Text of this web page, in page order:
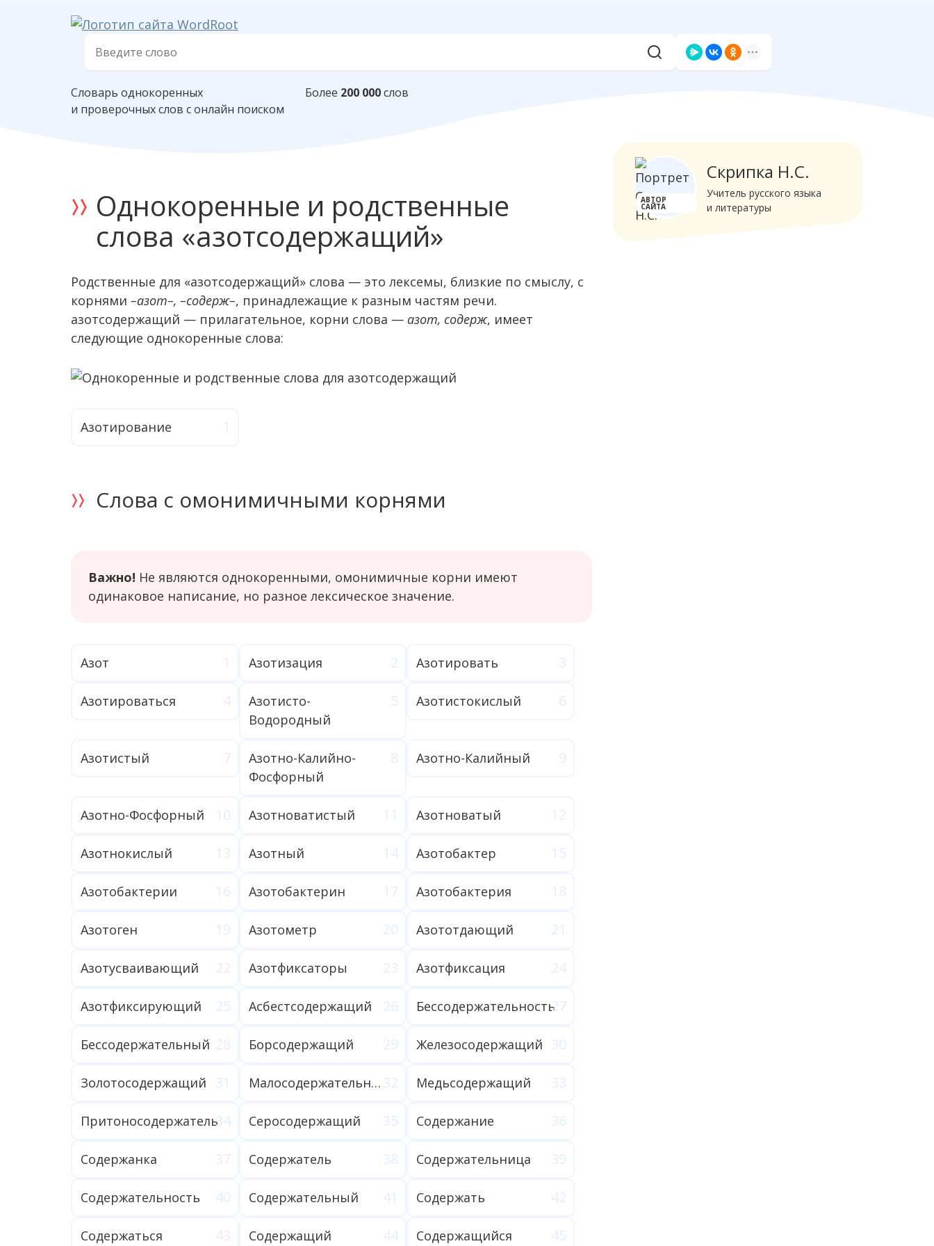
Словарь однокоренных
и проверочных слов с онлайн поиском
Более 200 000слов
Однокоренные и родственные
слова «азотсодержащий»
Родственные для «азотсодержащий» слова — это лексемы, близкие по смыслу, c
корнями –азот–, –содерж–, принадлежащие к разным частям речи.
азотсодержащий — прилагательное, корни слова — азот, содерж, имеет
следующие однокоренные слова:
Азотирование
Слова с омонимичными корнями
Важно! Не являются однокоренными, омонимичные корни имеют
одинаковое написание, но разное лексическое значение.
Азот Азотизация Азотировать
Азотироваться
Азотисто-
Водородный
Азотистокислый
Азотистый
Азотно-Калийно-
Фосфорный
Азотно-Калийный
Азотно-Фосфорный Азотноватистый Азотноватый
Азотнокислый Азотный Азотобактер
Азотобактерии Азотобактерин Азотобактерия
Азотоген Азотометр Азототдающий
Азотусваивающий Азотфиксаторы Азотфиксация
Азотфиксирующий Асбестсодержащий Бессодержательность
Бессодержательный Борсодержащий Железосодержащий
Золотосодержащий Малосодержательный Медьсодержащий
Притоносодержатель Серосодержащий Содержание
Содержанка Содержатель Содержательница
Содержательность Содержательный Содержать
Содержаться Содержащий Содержащийся
АВТОР
САЙТА
Скрипка Н.С.
Учитель русского языка
и литературы